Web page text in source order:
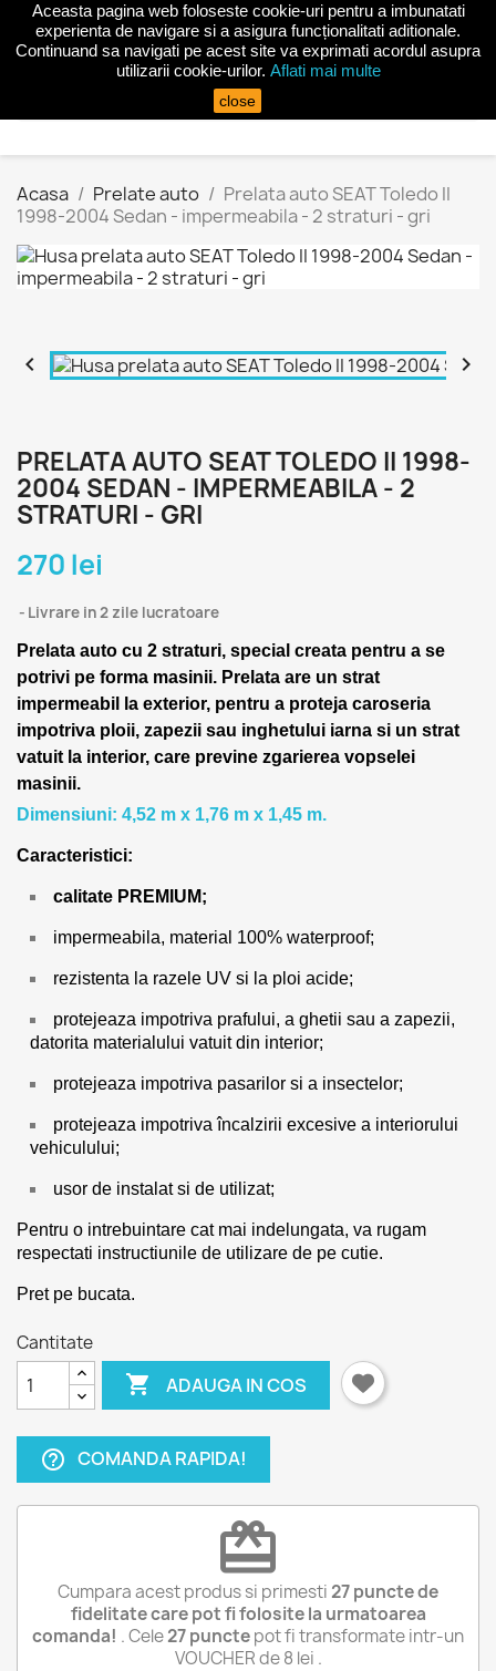
 shopping_cart

Acasa Prelate auto
Prelata auto SEAT Toledo II
1998-2004 Sedan - impermeabila - 2 straturi - gri
 
PRELATA AUTO SEAT TOLEDO II 1998-
2004 SEDAN - IMPERMEABILA - 2
STRATURI - GRI
270 lei
Livrare in 2 zile lucratoare
Prelata auto cu 2 straturi, special creata pentru a se
potrivi pe forma masinii. Prelata are un strat
impermeabil la exterior, pentru a proteja caroseria
impotriva ploii, zapezii sau inghetului iarna si un strat
vatuit la interior, care previne zgarierea vopselei
masinii.
Dimensiuni: 4,52 m x 1,76 m x 1,45 m.
Caracteristici:
calitate PREMIUM;
impermeabila, material 100% waterproof;
rezistenta la razele UV si la ploi acide;
protejeaza impotriva prafului, a ghetii sau a zapezii,
datorita materialului vatuit din interior;
protejeaza impotriva pasarilor si a insectelor;
protejeaza impotriva încalzirii excesive a interiorului
vehiculului;
usor de instalat si de utilizat;
Pentru o intrebuintare cat mai indelungata, va rugam
respectati instructiunile de utilizare de pe cutie.
Pret pe bucata.
Cantitate
 ADAUGA IN COS
help_outline COMANDA RAPIDA!
redeem
Cumpara acest produs si primesti 27puncte de
fidelitate care pot fi folosite la urmatoarea
comanda! . Cele27punctepot fi transformate intr-un
VOUCHER de8 lei .
Aceasta pagina web foloseste cookie-uri pentru a imbunatati
experienta de navigare si a asigura funcționalitati aditionale.
Continuand sa navigati pe acest site va exprimati acordul asupra
utilizarii cookie-urilor. Aflati mai multe
close